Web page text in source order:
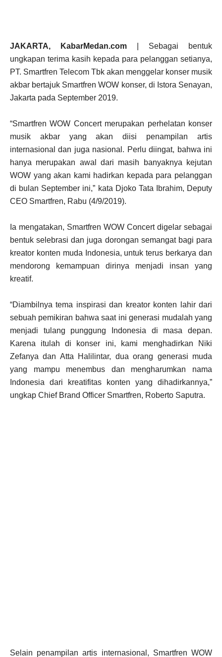
JAKARTA, KabarMedan.com | Sebagai bentuk
ungkapan terima kasih kepada para pelanggan setianya,
PT. Smartfren Telecom Tbk akan menggelar konser musik
akbar bertajuk Smartfren WOW konser, di Istora Senayan,
Jakarta pada September 2019.
“Smartfren WOW Concert merupakan perhelatan konser
musik akbar yang akan diisi penampilan artis
internasional dan juga nasional. Perlu diingat, bahwa ini
hanya merupakan awal dari masih banyaknya kejutan
WOW yang akan kami hadirkan kepada para pelanggan
di bulan September ini,” kata Djoko Tata Ibrahim, Deputy
CEO Smartfren, Rabu (4/9/2019).
Ia mengatakan, Smartfren WOW Concert digelar sebagai
bentuk selebrasi dan juga dorongan semangat bagi para
kreator konten muda Indonesia, untuk terus berkarya dan
mendorong kemampuan dirinya menjadi insan yang
kreatif.
“Diambilnya tema inspirasi dan kreator konten lahir dari
sebuah pemikiran bahwa saat ini generasi mudalah yang
menjadi tulang punggung Indonesia di masa depan.
Karena itulah di konser ini, kami menghadirkan Niki
Zefanya dan Atta Halilintar, dua orang generasi muda
yang mampu menembus dan mengharumkan nama
Indonesia dari kreatifitas konten yang dihadirkannya,”
ungkap Chief Brand Officer Smartfren, Roberto Saputra.
Selain penampilan artis internasional, Smartfren WOW